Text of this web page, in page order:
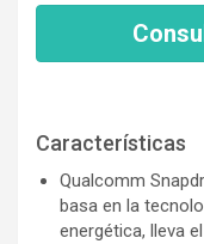
Características
Qualcomm
basa en la
energética, lleva